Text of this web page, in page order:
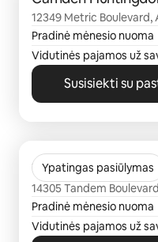
12349 Metric Boulevard,
Pradinė mėnesio nuoma
Vidutinės pajamos už
Susisiekti su
Ypatingas pasiūlymas
The Mia
14305 Tandem
Pradinė mėnesio nuoma
Vidutinės pajamos už